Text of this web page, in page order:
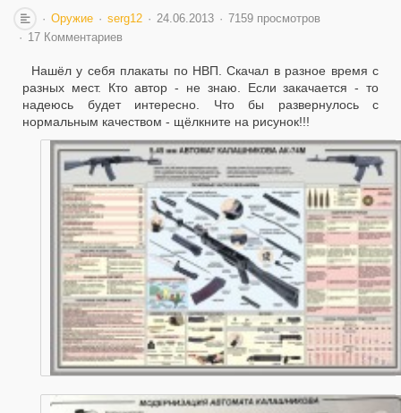
Оружие serg12 24.06.2013
7159 просмотров
17 Комментариев
Нашёл у себя плакаты по НВП. Скачал в разное время с
разных мест. Кто автор - не знаю. Если закачается - то
надеюсь будет интересно. Что бы развернулось с
нормальным качеством - щёлкните на рисунок!!!